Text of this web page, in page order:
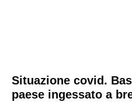
Situazione covid.
paese ingessato a